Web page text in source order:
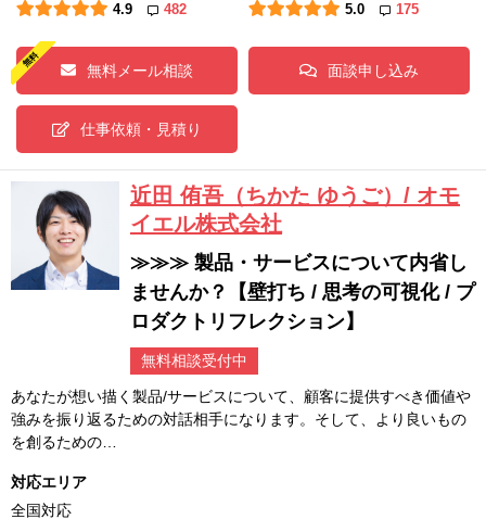
4.9
482
5.0
175
無料メール相談 面談申し込み
仕事依頼・見積り
近田 侑吾（ちかた ゆうご）/ オモ
イエル株式会社
≫≫≫ 製品・サービスについて内省し
ませんか？【壁打ち / 思考の可視化 / プ
ロダクトリフレクション】
無料相談受付中
あなたが想い描く製品/サービスについて、顧客に提供すべき価値や
強みを振り返るための対話相手になります。そして、より良いもの
を創るための…
対応エリア
全国対応